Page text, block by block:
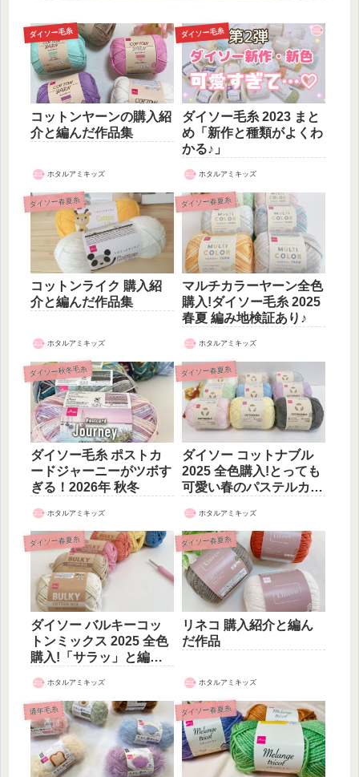
ダイソー毛糸
コットンヤーンの購入紹
介と編んだ作品集
ホタルアミキッズ
ダイソー毛糸
ダイソー毛糸 2023 まと
め「新作と種類がよくわ
かる♪」
ホタルアミキッズ
ダイソー春夏糸
コットンライク 購入紹
介と編んだ作品集
ホタルアミキッズ
ダイソー春夏糸
マルチカラーヤーン全色
購入!ダイソー毛糸 2025
春夏 編み地検証あり♪
ホタルアミキッズ
ダイソー秋冬毛糸
ダイソー毛糸 ポストカ
ードジャーニーがツボす
ぎる！2026年 秋冬
ホタルアミキッズ
ダイソー春夏糸
ダイソー コットナブル
2025 全色購入!とっても
可愛い春のパステルカラ
ホタルアミキッズ
ダイソー春夏糸
ダイソー バルキーコッ
トンミックス 2025 全色
購入!「サラッ」と編め
ホタルアミキッズ
ダイソー春夏糸
リネコ 購入紹介と編ん
だ作品
ホタルアミキッズ
通年毛糸 ダイソー春夏糸